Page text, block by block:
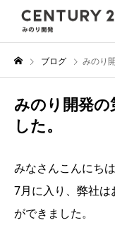
ブログ みのり
みのり開発
した。
みなさんこんにち
7月に入り、弊社は
ができました。